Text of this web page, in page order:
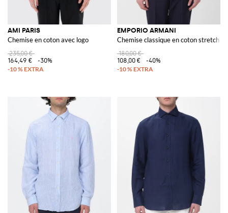
AMI PARIS
Chemise en coton avec logo
235,00 €
164,49 €
-30%
EMPORIO ARMANI
Chemise classique en coton stretch
180,00 €
108,00 €
-40%